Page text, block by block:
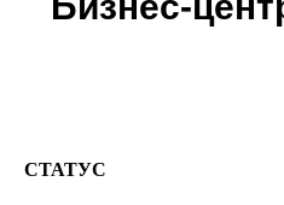
СТАТУС